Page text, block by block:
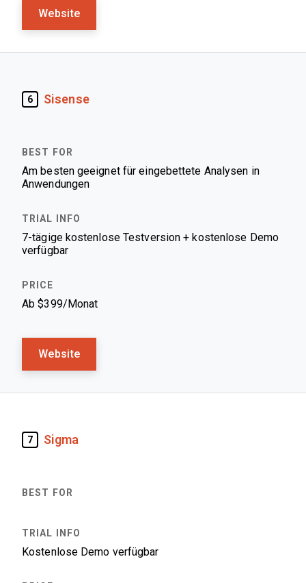
Website
6 Sisense
Am besten geeignet für eingebettete Analysen in
Anwendungen
7-tägige kostenlose Testversion + kostenlose Demo
verfügbar
Ab $399/Monat
Website
7 Sigma
Kostenlose Demo verfügbar